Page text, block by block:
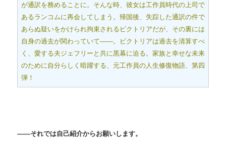
が通訳を務めることに。そんな時、彼女は工作員時代の上司で
あるランコムに再会してしまう。帰国後、失踪した通訳の件で
あらぬ疑いをかけられ拘束されるビクトリアだが、その裏には
自身の過去が関わっていて――。ビクトリアは過去を清算すべ
く、愛する夫ジェフリーと共に黒幕に迫る。家族と幸せな未来
のために自分らしく暗躍する、元工作員の人生修復物語、第四
弾！
――それでは自己紹介からお願いします。